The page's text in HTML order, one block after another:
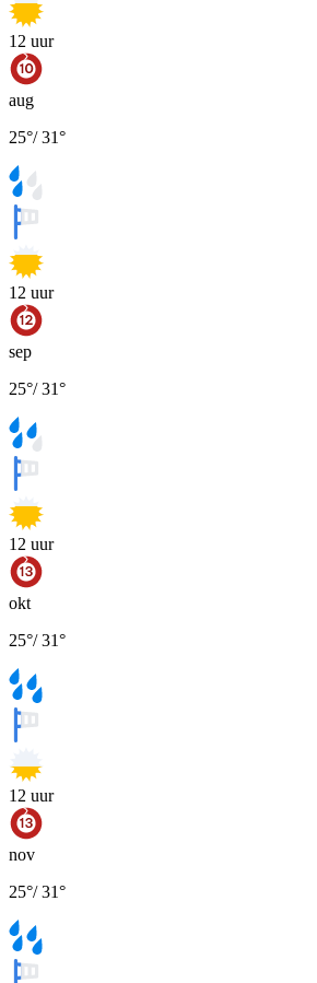
12 uur
aug
25°/31°
12 uur
sep
25°/31°
12 uur
okt
25°/31°
12 uur
nov
25°/31°